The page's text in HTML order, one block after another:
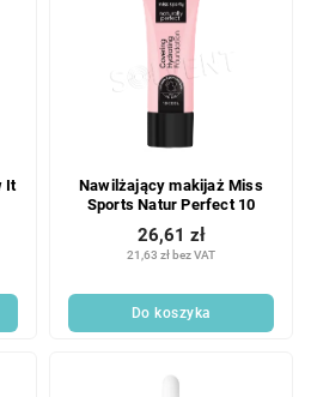
It
Nawilżający makijaż Miss
Sports Natur Perfect 10
21,63 zł bez VAT
26,61 zł
Do koszyka